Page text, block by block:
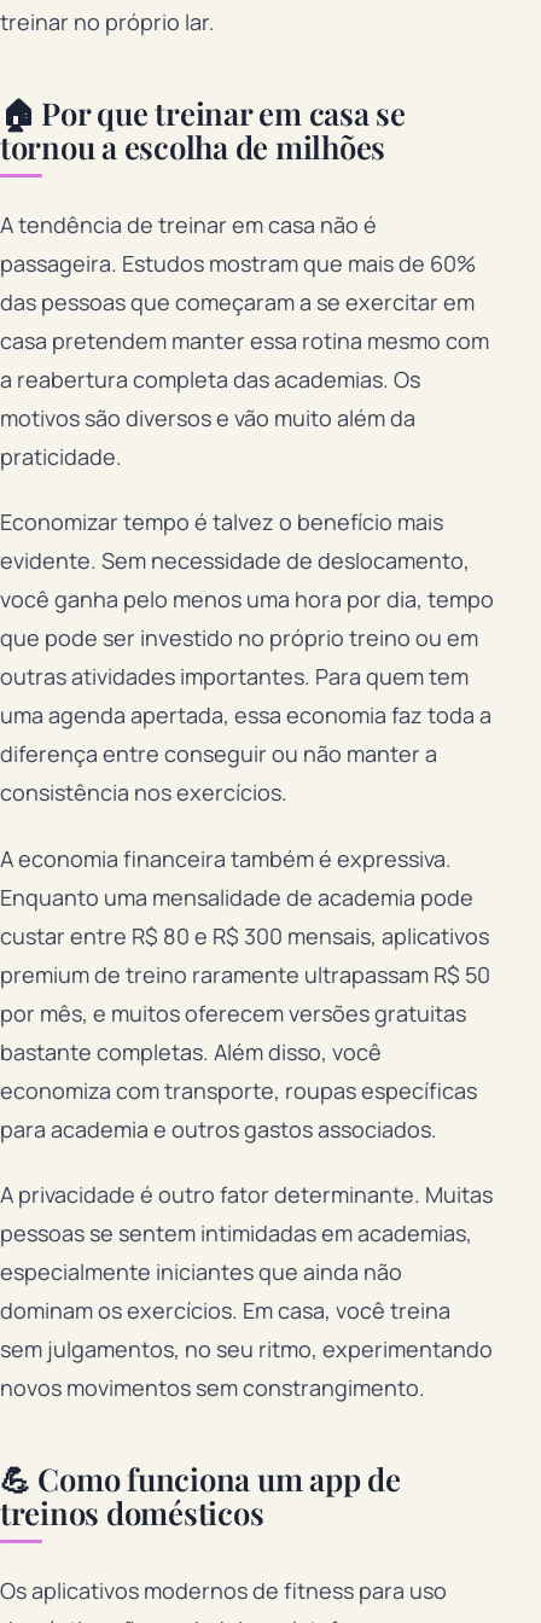
treinar no próprio lar.
🏠 Por que treinar em casa se
tornou a escolha de milhões
A tendência de treinar em casa não é
passageira. Estudos mostram que mais de 60%
das pessoas que começaram a se exercitar em
casa pretendem manter essa rotina mesmo com
a reabertura completa das academias. Os
motivos são diversos e vão muito além da
praticidade.
Economizar tempo é talvez o benefício mais
evidente. Sem necessidade de deslocamento,
você ganha pelo menos uma hora por dia, tempo
que pode ser investido no próprio treino ou em
outras atividades importantes. Para quem tem
uma agenda apertada, essa economia faz toda a
diferença entre conseguir ou não manter a
consistência nos exercícios.
A economia financeira também é expressiva.
Enquanto uma mensalidade de academia pode
custar entre R$ 80 e R$ 300 mensais, aplicativos
premium de treino raramente ultrapassam R$ 50
por mês, e muitos oferecem versões gratuitas
bastante completas. Além disso, você
economiza com transporte, roupas específicas
para academia e outros gastos associados.
A privacidade é outro fator determinante. Muitas
pessoas se sentem intimidadas em academias,
especialmente iniciantes que ainda não
dominam os exercícios. Em casa, você treina
sem julgamentos, no seu ritmo, experimentando
novos movimentos sem constrangimento.
💪 Como funciona um app de
treinos domésticos
Os aplicativos modernos de fitness para uso